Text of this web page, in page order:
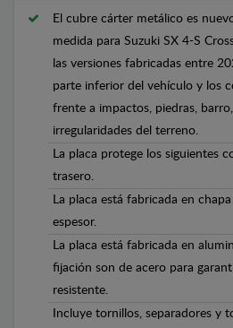
El cubre cárter metálico es
medida para Suzuki SX 4-S
las versiones fabricadas entre
parte inferior del vehículo y los
frente a impactos, piedras,
irregularidades del terreno.
La placa protege los siguientes
trasero.
La placa está fabricada en
espesor.
La placa está fabricada en
fijación son de acero para
resistente.
Incluye tornillos, separadores y